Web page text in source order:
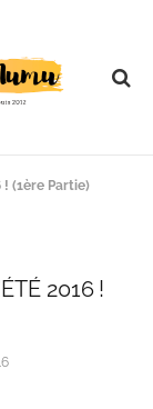
! (1ère Partie)
2016 !